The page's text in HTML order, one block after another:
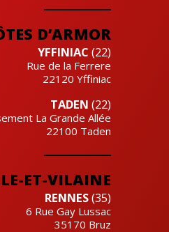
D’ARMOR
YFFINIAC (22)
Rue de la Ferrere
22120 Yffiniac
TADEN (22)
La Grande Allée
22100 Taden
ET-VILAINE
RENNES(35)
6 Rue Gay Lussac
35170 Bruz